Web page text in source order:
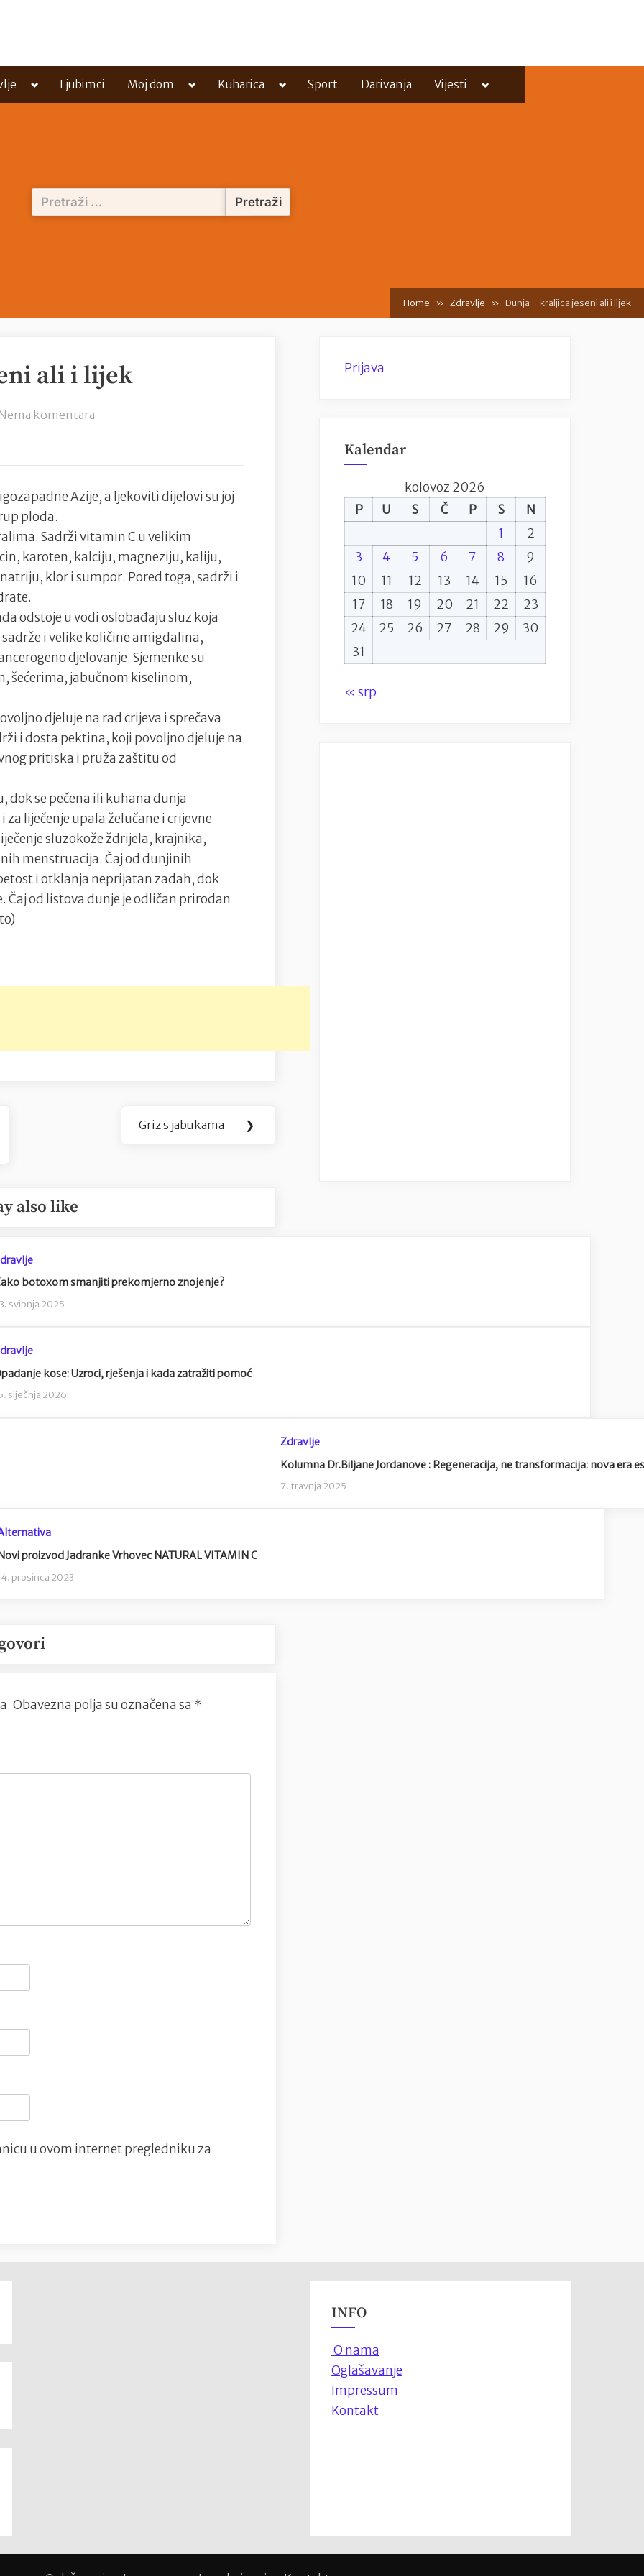
Toggle
menu
Ljubimci Moj dom
Toggle
menu
Kuharica
Toggle
menu
Sport Darivanja Vijesti
Toggle
menu
Pretraži:
Home Zdravlje Dunja – kraljica jeseni ali i lijek
ali i lijek
komentara
jeseni
i
lijek
Azije, a ljekoviti dijelovi su joj
ploda.
Sadrži vitamin C u velikim
karoten, kalciju, magneziju, kaliju,
klor i sumpor. Pored toga, sadrži i
odstoje u vodi oslobađaju sluz koja
i velike količine amigdalina,
djelovanje. Sjemenke su
šećerima, jabučnom kiselinom,
djeluje na rad crijeva i sprečava
i dosta pektina, koji povoljno djeluje na
pritiska i pruža zaštitu od
dok se pečena ili kuhana dunja
liječenje upala želučane i crijevne
sluzokože ždrijela, krajnika,
menstruacija. Čaj od dunjinih
i otklanja neprijatan zadah, dok
Čaj od listova dunje je odličan prirodan
Next
Griz s jabukama ❯
also like
botoxom smanjiti prekomjerno znojenje?
svibnja 2025
kose: Uzroci, rješenja i kada zatražiti pomoć
siječnja 2026
Zdravlje
Kolumna Dr.Biljane Jordanove : Regeneracija, ne transformacija: nova era
7. travnja 2025
proizvod Jadranke Vrhovec NATURAL VITAMIN C
prosinca 2023
Obavezna polja su označena sa *
u ovom internet pregledniku za
Prijava
Kalendar
kolovoz 2026
P
U S Č P S
N
1
2
3
4 5 6 7 8
9
10
11 12 13 14 15
16
17
18 19 20 21 22
23
24
25 26 27 28 29
30
31
« srp
INFO
O nama
Oglašavanje
Impressum
Kontakt